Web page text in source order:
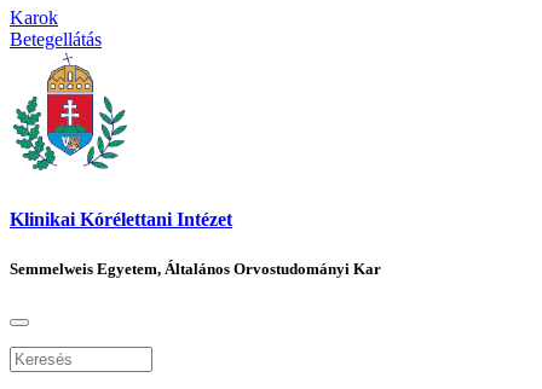
Karok
Betegellátás
Klinikai Kórélettani Intézet
Semmelweis Egyetem, Általános Orvostudományi Kar